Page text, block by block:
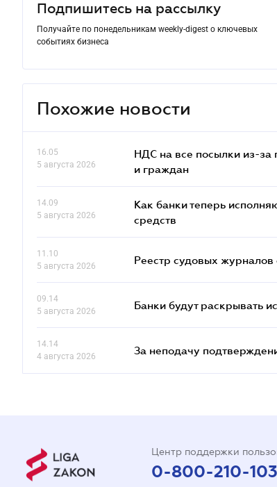
Подпишитесь на рассылку
Получайте по понедельникам weekly-digest о ключевых
событиях бизнеса
Похожие новости
16.05
5 августа 2026
НДС на все посылки из-за
и граждан
14.09
5 августа 2026
Как банки теперь
средств
11.10
5 августа 2026
Реестр судовых
09.14
5 августа 2026
Банки будут раскрывать
14.14
4 августа 2026
За неподачу
Центр поддержки
0-800-210-103